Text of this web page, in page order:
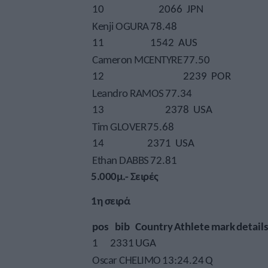
10 2066 JPN
Kenji OGURA78.48
11
1542 AUS
Cameron MCENTYRE77.50
12
2239 POR
Leandro RAMOS77.34
13
2378 USA
Tim GLOVER75.68
14
2371 USA
Ethan DABBS72.81
5.000μ.- Σειρές
1η σειρά
pos bib CountryAthletemarkdetails
1
2331UGA
Oscar CHELIMO 13:24.24Q